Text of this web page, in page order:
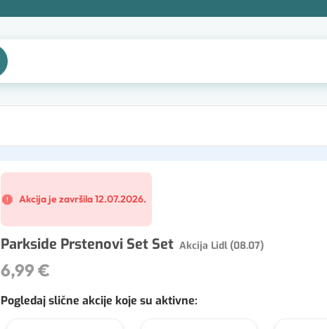
Akcija je završila 12.07.2026.
Parkside Prstenovi Set Set Akcija Lidl (08.07)
6,99 €
Pogledaj slične akcije koje su aktivne: